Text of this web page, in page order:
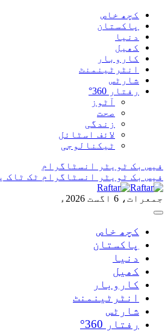
کچھ خاص
پاکستان
دنیا
کھیل
کاروبار
انٹرٹینمنٹ
شارٹس
رفتار 360°
آٹوز
صحت
زندگی
لائف اسٹائل
ٹیکنالوجی
فیس بک ٹویٹر
انسٹاگرام
فیس بک ٹویٹر انسٹاگرام ٹک ٹاک
جمعرات، 6 اگست 2026ء
کچھ خاص
پاکستان
دنیا
کھیل
کاروبار
انٹرٹینمنٹ
شارٹس
رفتار 360°